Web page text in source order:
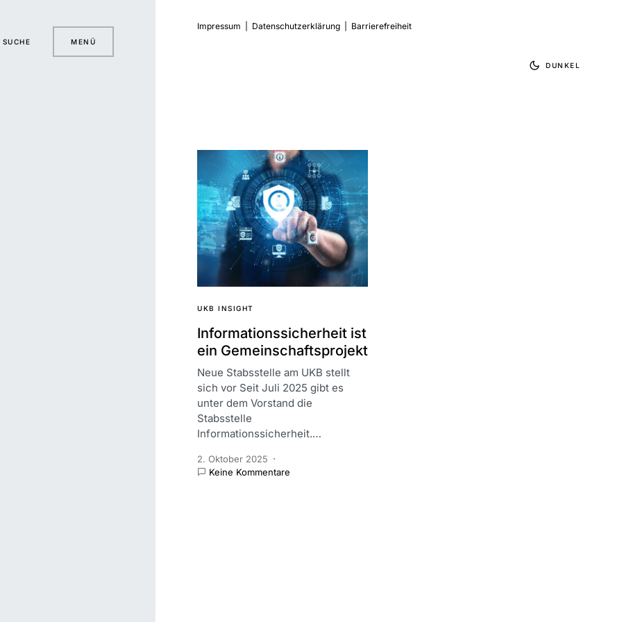
SUCHE MENÜ
Impressum Datenschutzerklärung Barrierefreiheit
DUNKEL
UKB INSIGHT
Informationssicherheit ist
ein Gemeinschaftsprojekt
Neue Stabsstelle am UKB stellt
sich vor Seit Juli 2025 gibt es
unter dem Vorstand die
Stabsstelle
Informationssicherheit.…
2. Oktober 2025
Keine Kommentare